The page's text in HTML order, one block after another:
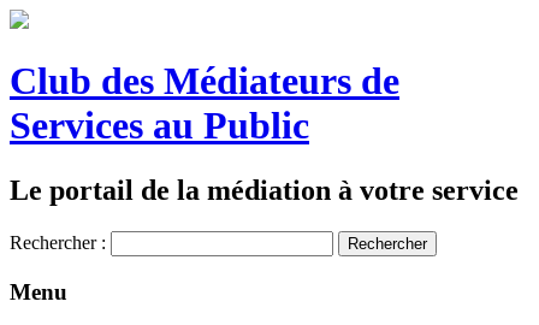
Club des Médiateurs de
Services au Public
Le portail de la médiation à votre service
Rechercher :
Menu